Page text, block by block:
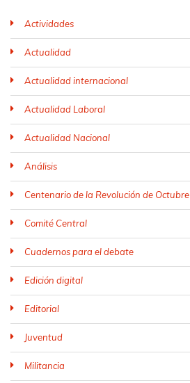
Actividades
Actualidad
Actualidad internacional
Actualidad Laboral
Actualidad Nacional
Análisis
Centenario de la Revolución de Octubre
Comité Central
Cuadernos para el debate
Edición digital
Editorial
Juventud
Militancia